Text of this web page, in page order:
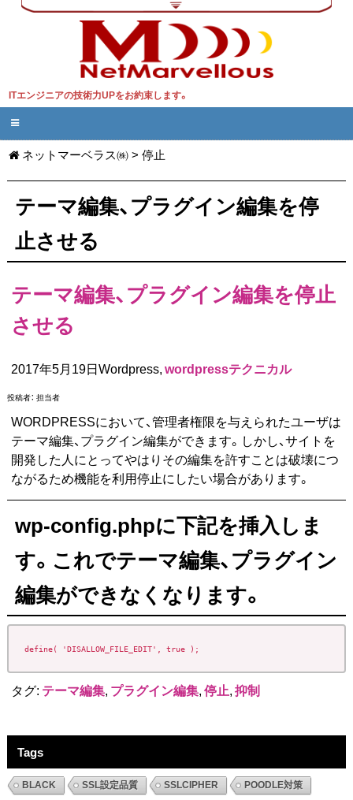
ITエンジニアの技術力UPをお約束します。
ネットマーベラス㈱> 停止
テーマ編集、プラグイン編集を停
止させる
テーマ編集、プラグイン編集を停止
させる
2017年5月19日Wordpress,wordpressテクニカル
投稿者： 担当者
WORDPRESSにおいて、管理者権限を与えられたユーザは
テーマ編集、プラグイン編集ができます。しかし、サイトを
開発した人にとってやはりその編集を許すことは破壊につ
ながるため機能を利用停止にしたい場合があります。
wp-config.phpに下記を挿入しま
す。これでテーマ編集、プラグイン
編集ができなくなります。
define( 'DISALLOW_FILE_EDIT', true );
タグ: テーマ編集, プラグイン編集,停止,抑制
Tags
BLACK SSL設定品質 SSLCIPHER POODLE対策